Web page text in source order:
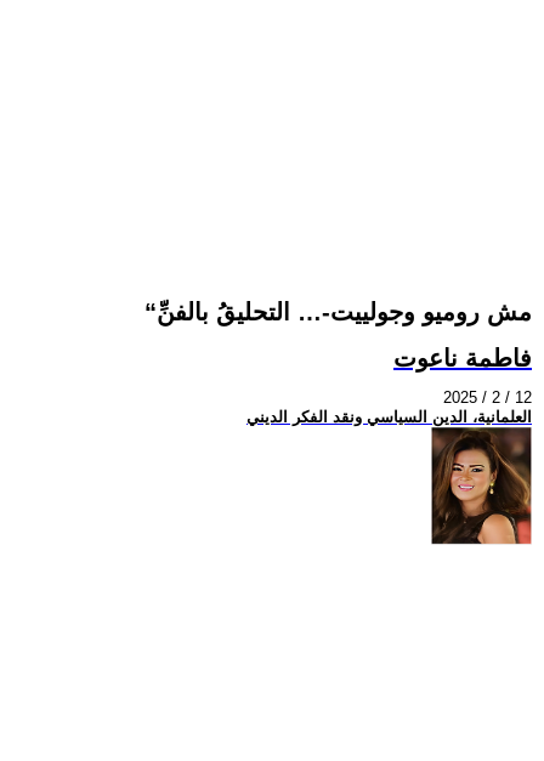
“مش روميو وجولييت-… التحليقُ بالفنِّ
فاطمة ناعوت
2025 / 2 / 12
العلمانية، الدين السياسي ونقد الفكر الديني